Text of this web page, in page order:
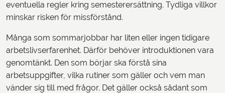
eventuella regler kring semesterersättning. Tydliga villkor
minskar risken för missförstånd.
Många som sommarjobbar har liten eller ingen tidigare
arbetslivserfarenhet. Därför behöver introduktionen vara
genomtänkt. Den som börjar ska förstå sina
arbetsuppgifter, vilka rutiner som gäller och vem man
vänder sig till med frågor. Det gäller också sådant som